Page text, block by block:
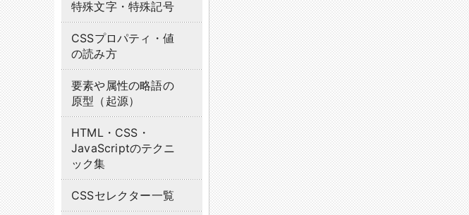
特殊文字・特殊記号
CSSプロパティ・値
の読み方
要素や属性の略語の
原型（起源）
HTML・CSS・
JavaScriptのテクニ
ック集
CSSセレクター一覧